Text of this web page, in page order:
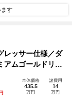
す
ッサー仕様／ダ
アムゴールドリム
／パノラマガラ
本体価格
435.5
万円
諸費用
14
万円